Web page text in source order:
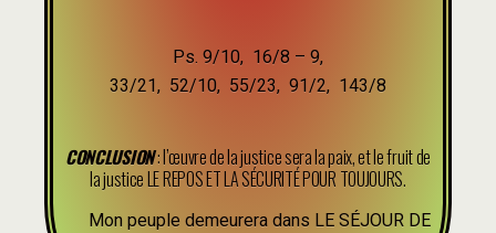
Ps. 9/10, 16/8 – 9,
33/21, 52/10, 55/23, 91/2, 143/8
CONCLUSION: l’œuvre de la justice sera la paix, et le fruit de
la justice LE REPOS ET LA SÉCURITÉ POUR TOUJOURS.
Mon peuple demeurera dans LE SÉJOUR DE